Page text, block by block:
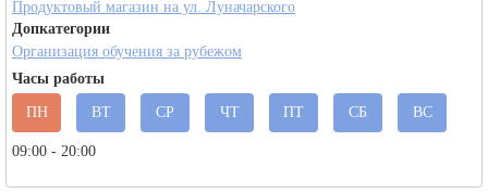
Продуктовый магазин на ул. Луначарского
Допкатегории
Организация обучения за рубежом
Часы работы
ПН
09:00 - 20:00
ВТ СР ЧТ ПТ СБ ВС